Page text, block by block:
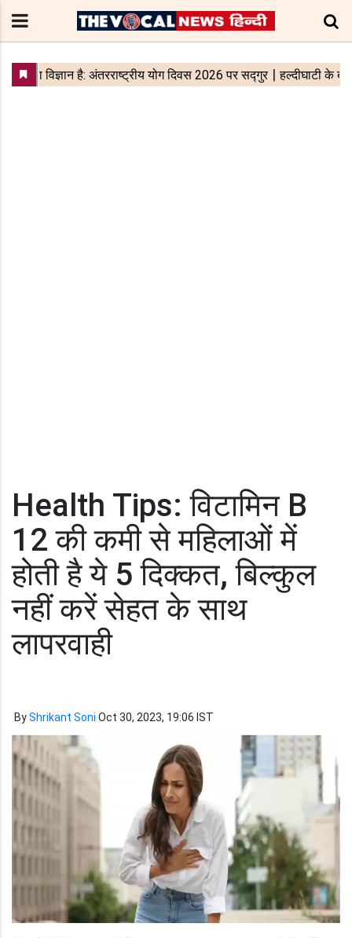
Health Tips: विटामिन B
12 की कमी से महिलाओं में
होती है ये 5 दिक्कत, बिल्कुल
नहीं करें सेहत के साथ
लापरवाही
ByShrikant Soni Oct 30, 2023, 19:06 IST